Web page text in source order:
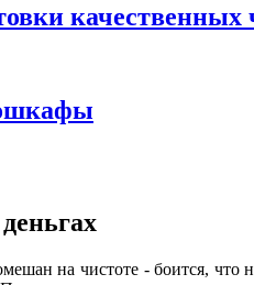
качественных
на чистоте - боится,